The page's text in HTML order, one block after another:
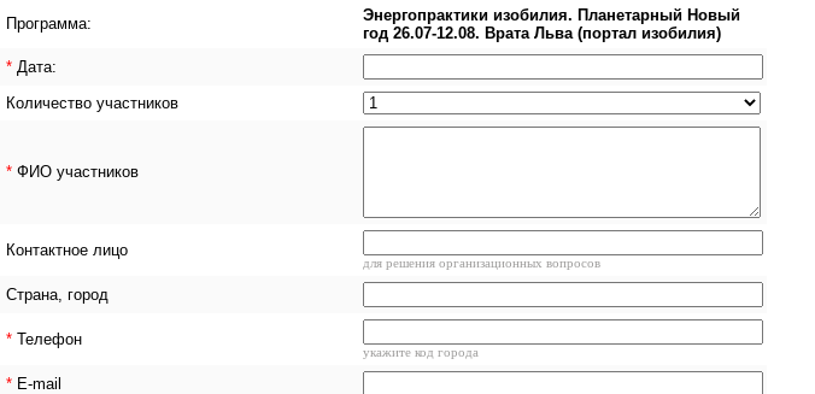
Программа:
Энергопрактики изобилия. Планетарный Новый
год 26.07-12.08. Врата Льва (портал изобилия)
* Дата:
Количество участников
* ФИО участников
Контактное лицо
для решения организационных вопросов
Страна, город
* Телефон
укажите код города
* E-mail